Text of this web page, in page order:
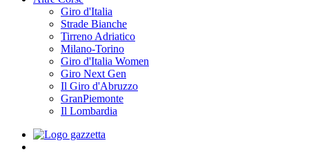
Giro d'Italia
Strade Bianche
Tirreno Adriatico
Milano-Torino
Giro d'Italia Women
Giro Next Gen
Il Giro d'Abruzzo
GranPiemonte
Il Lombardia